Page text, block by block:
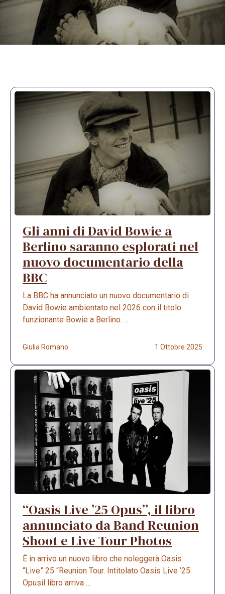
Gli anni di David Bowie a
Berlino saranno esplorati nel
nuovo documentario della
BBC
La BBC ha annunciato un nuovo documentario di
David Bowie ambientato nel 2026 con il titolo
funzionante Bowie a Berlino. ...
Giulia Romano 1 Ottobre 2025
“Oasis Live ’25 Opus”, il libro
annunciato da Band Reunion
Shoot e Live Tour Photos
È in arrivo un nuovo libro che noleggerà Oasis
“Live” 25 “Reunion Tour. Intitolato Oasis Live ’25
Opusil libro arriva ...